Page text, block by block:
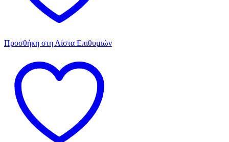
Προσθήκη στη Λίστα Επιθυμιών